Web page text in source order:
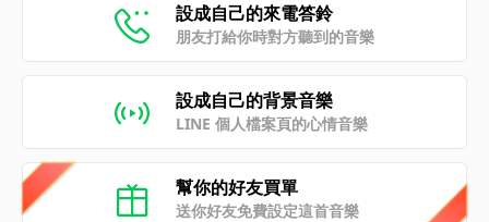
設成自己的來電答鈴
朋友打給你時對方聽到的音樂
設成自己的背景音樂
LINE 個人檔案頁的心情音樂
幫你的好友買單
送你好友免費設定這首音樂